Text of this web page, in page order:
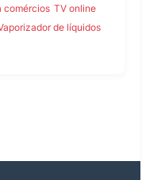
comércios TV online
de líquidos